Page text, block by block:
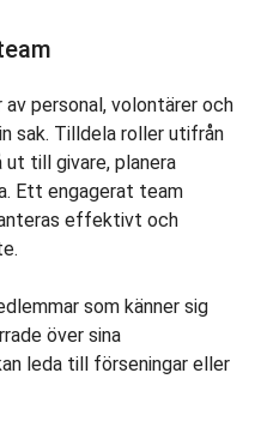
personal, volontärer och
sak. Tilldela roller utifrån
till givare, planera
Ett engagerat team
effektivt och
som känner sig
över sina
leda till förseningar eller